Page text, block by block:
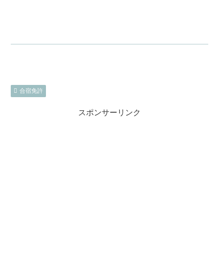
合宿免許
スポンサーリンク